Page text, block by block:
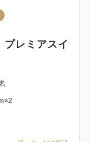
レミアスイ